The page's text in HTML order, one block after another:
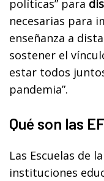
políticas” para
necesarias para
enseñanza a
sostener el
estar todos
pandemia”.
Qué son las
Las Escuelas de
instituciones